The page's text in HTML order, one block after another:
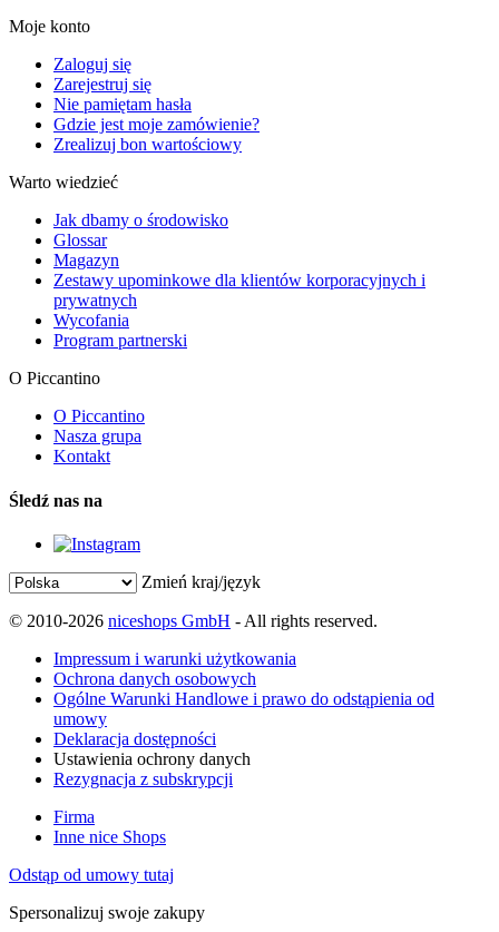
Moje konto
Zaloguj się
Zarejestruj się
Nie pamiętam hasła
Gdzie jest moje zamówienie?
Zrealizuj bon wartościowy
Warto wiedzieć
Jak dbamy o środowisko
Glossar
Magazyn
Zestawy upominkowe dla klientów korporacyjnych i
prywatnych
Wycofania
Program partnerski
O Piccantino
O Piccantino
Nasza grupa
Kontakt
Śledź nas na
Zmień kraj/język
© 2010-2026 niceshops GmbH - All rights reserved.
Impressum i warunki użytkowania
Ochrona danych osobowych
Ogólne Warunki Handlowe i prawo do odstąpienia od
umowy
Deklaracja dostępności
Ustawienia ochrony danych
Rezygnacja z subskrypcji
Firma
Inne nice Shops
Odstąp od umowy tutaj
Spersonalizuj swoje zakupy